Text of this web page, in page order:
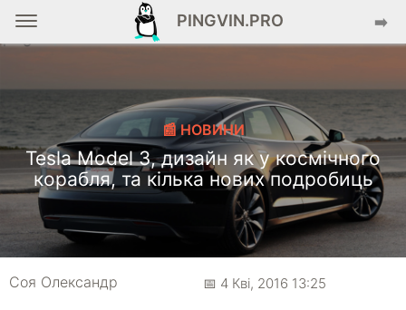
PINGVIN.PRO ➡️
📰 НОВИНИ
Tesla Model 3, дизайн як у космічного
корабля, та кілька нових подробиць
Соя Олександр 📅 4 Кві, 2016 13:25